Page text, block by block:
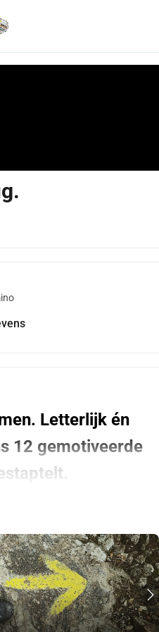
Letterlijk én
12 gemotiveerde
(18–30 jaar) die zonder
zij richting, structuur en hoop